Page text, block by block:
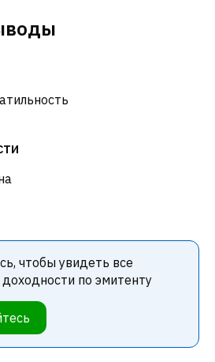
чтобы увидеть все
по эмитенту